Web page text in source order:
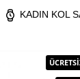
KADIN KOL